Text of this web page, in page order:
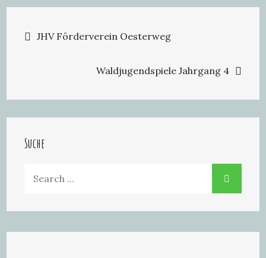
Beitragsnavigation
JHV Förderverein Oesterweg
Waldjugendspiele Jahrgang 4
Suche